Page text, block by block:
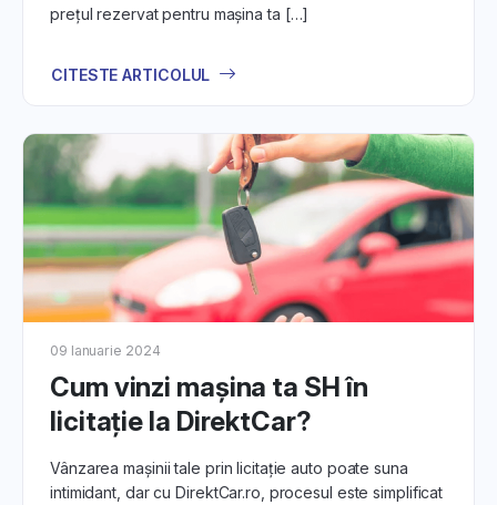
prețul rezervat pentru mașina ta […]
CITESTE ARTICOLUL
09 Ianuarie 2024
Cum vinzi maşina ta SH în
licitație la DirektCar?
Vânzarea mașinii tale prin licitație auto poate suna
intimidant, dar cu DirektCar.ro, procesul este simplificat